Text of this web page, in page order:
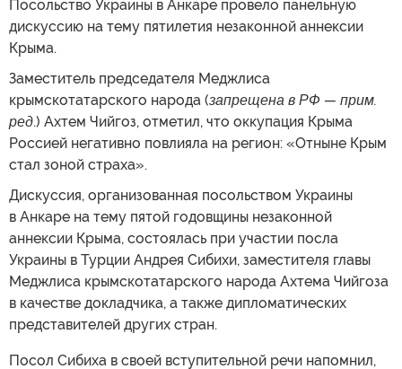
Посольство Украины в Анкаре провело панельную
дискуссию на тему пятилетия незаконной аннексии
Крыма.
Заместитель председателя Меджлиса
крымскотатарского народа (запрещена в РФ — прим.
ред.) Ахтем Чийгоз, отметил, что оккупация Крыма
Россией негативно повлияла на регион: «Отныне Крым
стал зоной страха».
Дискуссия, организованная посольством Украины
в Анкаре на тему пятой годовщины незаконной
аннексии Крыма, состоялась при участии посла
Украины в Турции Андрея Сибихи, заместителя главы
Меджлиса крымскотатарского народа Ахтема Чийгоза
в качестве докладчика, а также дипломатических
представителей других стран.
Посол Сибиха в своей вступительной речи напомнил,